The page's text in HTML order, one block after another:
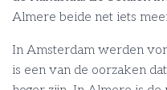
Almere beide net iets
In Amsterdam werden
is een van de oorzaken